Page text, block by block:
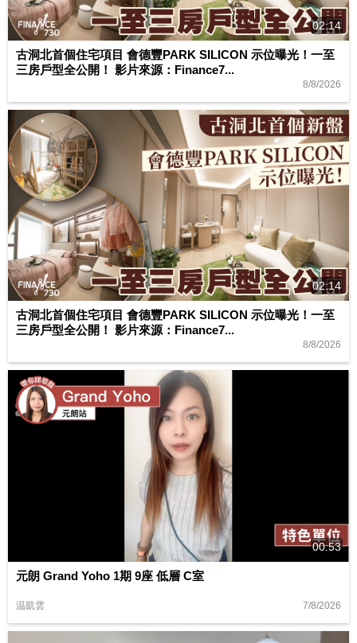
02:14
古洞北首個住宅項目 會德豐PARK SILICON 示位曝光！一至
三房戶型全公開！ 影片來源：Finance7...
8/8/2026
02:14
古洞北首個住宅項目 會德豐PARK SILICON 示位曝光！一至
三房戶型全公開！ 影片來源：Finance7...
8/8/2026
00:53
元朗 Grand Yoho 1期 9座 低層 C室
温凱雲 7/8/2026